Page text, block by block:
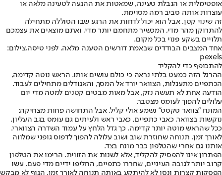
אופטימלית או הגבלת טעינה, שמאטות את ההגעה לטעינה מלאה או
עוצרות אותה סביב רמה מסוימת.
זה שינוי קטן, אבל הוא יכול לדחות את הרגע שבו הסוללה מתחילה
להתרוקן מהר מדי, המכשיר מתחמם יותר מדי, ואתם מוצאים את עצמכם
תלויים בשקע פנוי בכל מקום.
אחד המצבים הבודדים שבאמת דורשים הטענה מלאה. לפני טיסה,צילום:
pexels
להתכופף כדי להקליד
ההרגל הזה כמעט בלתי נראה כי כולם עושים אותו. הראש נוטה קדימה,
הכתפיים מתעגלות, הצוואר יורד אל המסך, והאגודלים מתחילים לעבוד.
הודעה אחת לא תעשה נזק, אבל מאות מבטים קטנים למטה מדי יום
עלולים להפוך לעומס מצטבר.
המונח "צוואר טקסט" נשמע אולי קליל, אבל התחושה פחות מצחיקה:
נוקשות בצוואר, כאבי כתפיים, כאבי ראש ולעיתים גם עומס בגב העליון.
ככל שהראש מוטה יותר קדימה, כך גדל הלחץ על עמוד השדרה הצווארי.
לאורך זמן, תנוחה שחוזרת שוב ושוב עלולה להפוך לדפוס גופני שמלווה
אותנו גם אחרי שהטלפון כבר מונח בצד.
הפתרון אינו להפסיק להקליד, אלא לשנות את הזווית. הרימו את הטלפון
קרוב יותר לגובה העיניים, שחררו כתפיים, החליפו ידיים מדי פעם, עשו
הפסקות קצרות ונסו לא להיתקע באותה תנוחה לאורך זמן. הגוף לא מבקש